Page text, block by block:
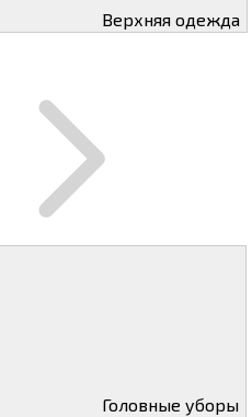
Верхняя одежда
Головные уборы